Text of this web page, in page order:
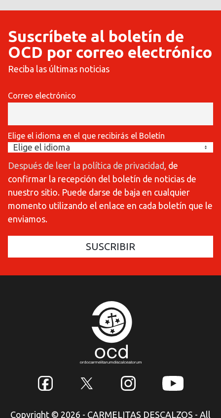
Suscríbete al boletín de
OCD por correo electrónico
Reciba las últimas noticias
Correo electrónico
Elige el idioma en el que recibirás el Boletín
Después de leer la política de privacidad , de
confirmar la recepción del boletín de noticias de
nuestro sitio. Puede darse de baja en cualquier
momento utilizando el enlace en cada boletín que le
enviamos.
Copyright © 2026 - CARMELITAS DESCALZOS - All